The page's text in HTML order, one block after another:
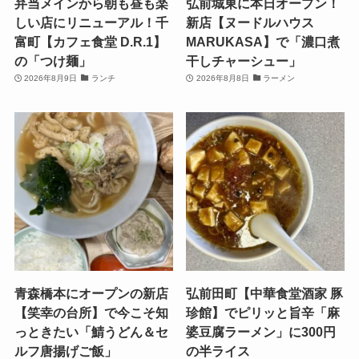
しい店にリニューアル！千
富町【カフェ食堂 D.R.1】
の「つけ麺」
2026年8月9日 ランチ
新店【ヌードルハウス
MARUKASA】で「濃口煮
干しチャーシュー」
2026年8月8日 ラーメン
青森橋本にオープンの新店
【笑幸の台所】で今こそ知
っときたい「鯖うどん＆セ
ルフ唐揚げご飯」
弘前田町【中華食堂酒家 豚
珍館】でピリッと旨辛「麻
婆豆腐ラーメン」に300円
の半ライス